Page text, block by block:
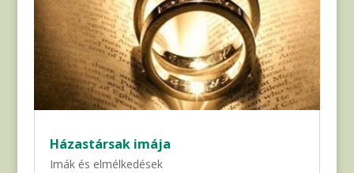
Házastársak imája
Imák és elmélkedések